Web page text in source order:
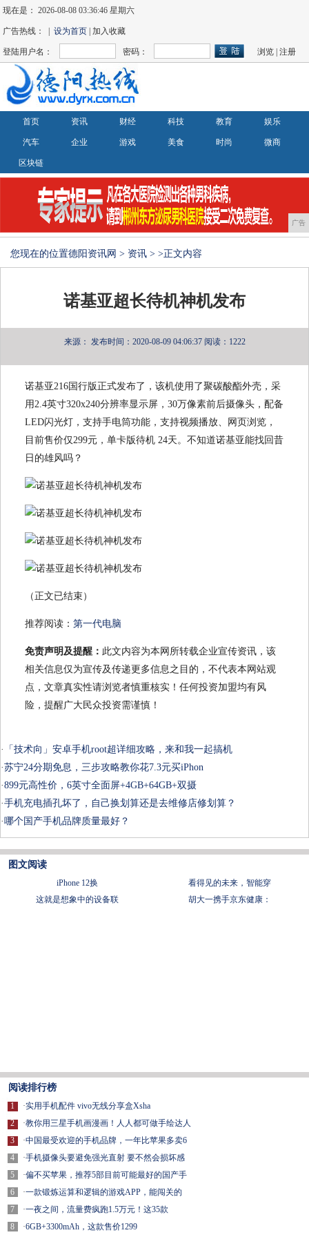
现在是：2026-08-08 03:36:46 星期六
广告热线： |设为首页 | 加入收藏
登陆用户名： 密码： 浏览 |注册
首页 资讯 财经 科技 教育 娱乐
汽车 企业 游戏 美食 时尚 微商
区块链
广告
您现在的位置德阳资讯网 > 资讯 > >正文内容
诺基亚超长待机神机发布
来源： 发布时间：2020-08-09 04:06:37 阅读：1222
诺基亚216国行版正式发布了，该机使用了聚碳酸酯外壳，采
用2.4英寸320x240分辨率显示屏，30万像素前后摄像头，配备
LED闪光灯，支持手电筒功能，支持视频播放、网页浏览，
目前售价仅299元，单卡版待机 24天。不知道诺基亚能找回昔
日的雄风吗？
（正文已结束）
推荐阅读： 第一代电脑
免责声明及提醒： 此文内容为本网所转载企业宣传资讯，该
相关信息仅为宣传及传递更多信息之目的，不代表本网站观
点，文章真实性请浏览者慎重核实！任何投资加盟均有风
险，提醒广大民众投资需谨慎！
·
「技术向」安卓手机root超详细攻略，来和我一起搞机
·苏宁24分期免息，三步攻略教你花7.3元买iPhon
·899元高性价，6英寸全面屏+4GB+64GB+双摄
·手机充电插孔坏了，自己换划算还是去维修店修划算？
·哪个国产手机品牌质量最好？
图文阅读
iPhone 12换
看得见的未来，智能穿
这就是想象中的设备联
胡大一携手京东健康：
阅读排行榜
1
2
3
4
5
6
7
8
·实用手机配件 vivo无线分享盒Xsha
·教你用三星手机画漫画！人人都可做手绘达人
·中国最受欢迎的手机品牌，一年比苹果多卖6
·手机摄像头要避免强光直射 要不然会损坏感
·偏不买苹果，推荐5部目前可能最好的国产手
·一款锻炼运算和逻辑的游戏APP，能闯关的
·一夜之间，流量费疯跑1.5万元！这35款
·6GB+3300mAh，这款售价1299